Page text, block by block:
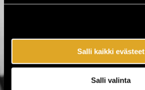
Salli kaikki evästeet
Salli valinta
hei@tiketti.fi
0600-1-1616
Lipputilaukset sekä -varaukset.
(1,99 € / min. + pvm)